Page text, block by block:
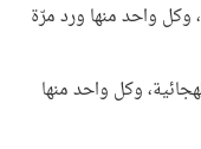
وكل واحد منها ورد مرّة
الحروف الهجائية، وكل واحد منها